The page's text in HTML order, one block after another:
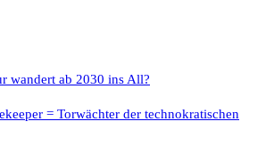
wandert ab 2030 ins All?
= Torwächter der technokratischen